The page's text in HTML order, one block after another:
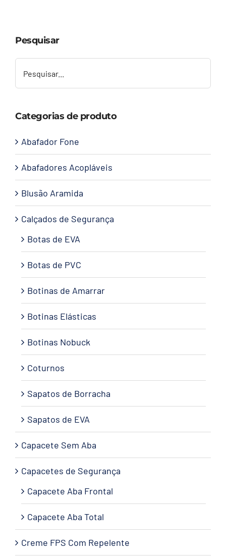
Contato
Pesquisar
Categorias de produto
Abafador Fone
Abafadores Acopláveis
Blusão Aramida
Calçados de Segurança
Botas de EVA
Botas de PVC
Botinas de Amarrar
Botinas Elásticas
Botinas Nobuck
Coturnos
Sapatos de Borracha
Sapatos de EVA
Capacete Sem Aba
Capacetes de Segurança
Capacete Aba Frontal
Capacete Aba Total
Creme FPS Com Repelente